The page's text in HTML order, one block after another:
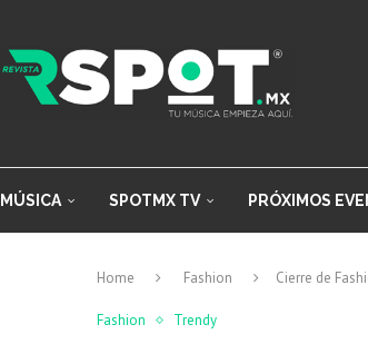
MÚSICA SPOTMX TV PRÓXIMOS
Home Fashion Cierre de
Fashion Trendy